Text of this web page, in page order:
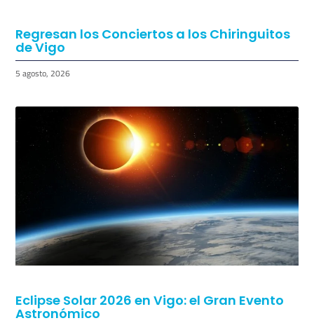
Regresan los Conciertos a los Chiringuitos
de Vigo
5 agosto, 2026
Eclipse Solar 2026 en Vigo: el Gran Evento
Astronómico